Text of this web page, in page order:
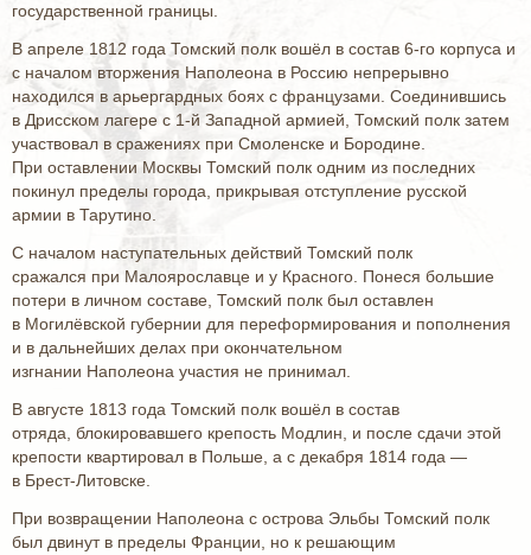
государственной границы.
В апреле 1812 года Томский полк вошёл в состав 6-го корпуса и
с началом вторжения Наполеона в Россию непрерывно
находился в арьергардных боях с французами. Соединившись
в Дрисском лагере с 1-й Западной армией, Томский полк затем
участвовал в сражениях при Смоленске и Бородине.
При оставлении Москвы Томский полк одним из последних
покинул пределы города, прикрывая отступление русской
армии в Тарутино.
С началом наступательных действий Томский полк
сражался при Малоярославце и у Красного. Понеся большие
потери в личном составе, Томский полк был оставлен
в Могилёвской губернии для переформирования и пополнения
и в дальнейших делах при окончательном
изгнании Наполеона участия не принимал.
В августе 1813 года Томский полк вошёл в состав
отряда, блокировавшего крепость Модлин, и после сдачи этой
крепости квартировал в Польше, а с декабря 1814 года —
в Брест-Литовске.
При возвращении Наполеона с острова Эльбы Томский полк
был двинут в пределы Франции, но к решающим